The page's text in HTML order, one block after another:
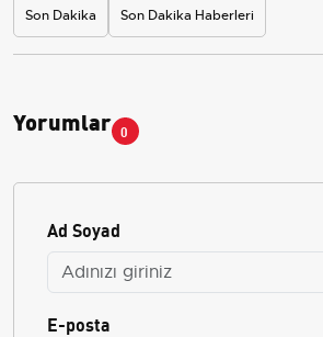
Son Dakika Son Dakika Haberleri
Yorumlar 0
Ad Soyad
E-posta